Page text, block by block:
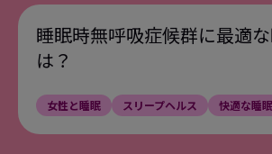
https://
tion/what-is-tryptophan
同上
8
https://
睡眠時無呼吸症候群に最適
は？
女性と睡眠 スリープヘルス 快適な睡眠